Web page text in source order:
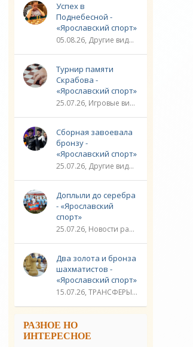
Успех в
Поднебесной -
«Ярославский спорт»
05.08.26, Другие виды спорта / Шахматы / Новости разное / Спорт
Турнир памяти
Скрабова -
«Ярославский спорт»
25.07.26, Игровые виды спорта / Другие виды спорта / Плавание / ТРАНСФЕРЫ / Видео новости / Спорт
Сборная завоевала
бронзу -
«Ярославский спорт»
25.07.26, Другие виды спорта / Стрельба / Плавание / ЛИГА ЧЕМПИОНОВ / Спорт / Видео новости
Доплыли до серебра
- «Ярославский
спорт»
25.07.26, Новости разное / Гребля / Многоборье / Плавание / Другие виды спорта / Водные виды спорта / Видео новости / Спорт
Два золота и бронза
шахматистов -
«Ярославский спорт»
15.07.26, ТРАНСФЕРЫ / Новости разное / Другие виды спорта / Видео новости / Спорт
РАЗНОЕ НО
ИНТЕРЕСНОЕ